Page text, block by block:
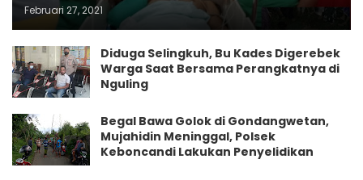
Februari 27, 2021
Diduga Selingkuh, Bu Kades Digerebek
Warga Saat Bersama Perangkatnya di
Nguling
Begal Bawa Golok di Gondangwetan,
Mujahidin Meninggal, Polsek
Keboncandi Lakukan Penyelidikan